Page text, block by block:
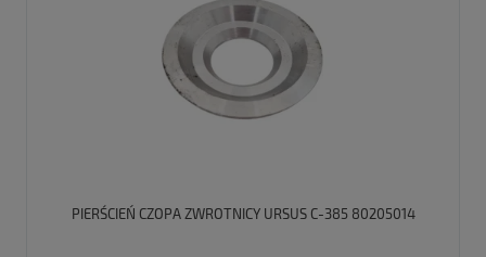
PIERŚCIEŃ CZOPA ZWROTNICY URSUS C-385 80205014